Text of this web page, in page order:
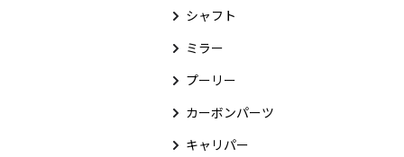
シャフト
ミラー
プーリー
カーボンパーツ
キャリパー